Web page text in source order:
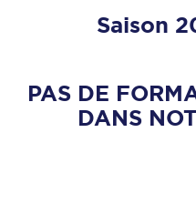
Saison
PAS DE
DANS